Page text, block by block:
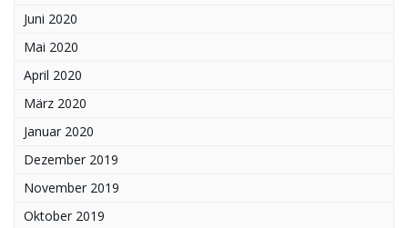
Juni 2020
Mai 2020
April 2020
März 2020
Januar 2020
Dezember 2019
November 2019
Oktober 2019